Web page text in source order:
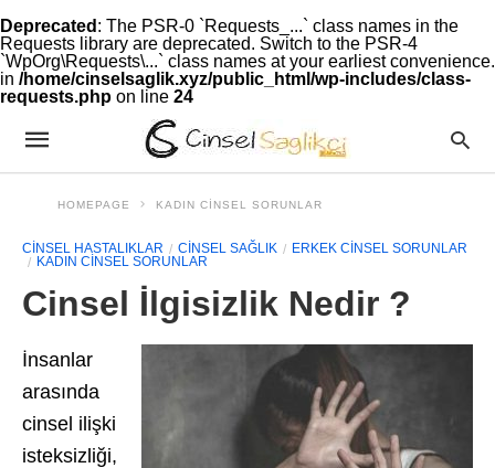
Deprecated : The PSR-0 `Requests_...` class names in the
Requests library are deprecated. Switch to the PSR-4
`WpOrg\Requests\...` class names at your earliest convenience.
in /home/cinselsaglik.xyz/public_html/wp-includes/class-
requests.php on line 24
HOMEPAGE KADIN CINSEL SORUNLAR
CINSEL HASTALIKLAR CINSEL SAĞLIK
ERKEK CINSEL SORUNLAR
KADIN CINSEL SORUNLAR
Cinsel İlgisizlik Nedir ?
İnsanlar
arasında
cinsel ilişki
isteksizliği,